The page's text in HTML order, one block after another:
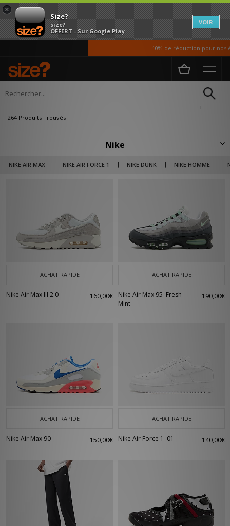
×
Size?
size?
OFFERT - Sur Google Play
VOIR
10% de réduction pour nos
Accueil Nike
264 Produits Trouvés
Nike
NIKE AIR MAX NIKE AIR FORCE 1 NIKE DUNK NIKE HOMME
Avec des humbles débuts en 1964 sous le nom de «Blue Ribbon Sports »,
la célèbre marque au swoosh que nous connaissons aujourd’hui a été
présente une collection de vêtements, chaussures et accessoires qui
attirent à la fois les athlètes et les amateurs de mode. Ensembles,
joggings, vestes et doudounes, tout y est.
Nike, des baskets légendaires
Mais bien sûr, la marque américaine, c’est aussi et surtout des baskets
paires sont disponibles dans différents coloris chez Size?.
ACHAT RAPIDE
Nike Air Max III 2.0 160,00€
ACHAT RAPIDE
Nike Air Max 95 'Fresh
Mint'
190,00€
ACHAT RAPIDE
Nike Air Max 90 150,00€
ACHAT RAPIDE
Nike Air Force 1 '01 140,00€